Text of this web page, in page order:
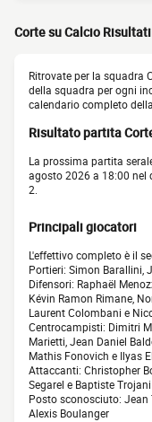
Corte su Calcio Risultati
Ritrovate per la squadra
della squadra per ogni
calendario completo
Risultato partita
La prossima partita
agosto 2026 a 18:00 nel
2.
Principali giocatori
L'effettivo completo è il
Portieri: Simon Barallini,
Difensori: Raphaël
Kévin Ramon Rimane,
Laurent Colombani e
Centrocampisti: Dimitri
Marietti, Jean Daniel
Mathis Fonovich e Ilyas
Attaccanti: Christopher
Segarel e Baptiste
Posto sconosciuto:
Alexis Boulanger